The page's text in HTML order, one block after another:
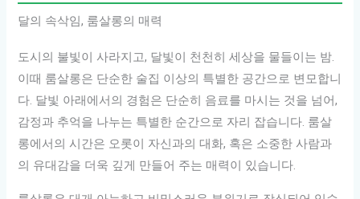
달의 속삭임, 룸살롱의 매력
도시의 불빛이 사라지고, 달빛이 천천히 세상을 물들이는 밤.
이때 룸살롱은 단순한 술집 이상의 특별한 공간으로 변모합니
다. 달빛 아래에서의 경험은 단순히 음료를 마시는 것을 넘어,
감정과 추억을 나누는 특별한 순간으로 자리 잡습니다. 룸살
롱에서의 시간은 오롯이 자신과의 대화, 혹은 소중한 사람과
의 유대감을 더욱 깊게 만들어 주는 매력이 있습니다.